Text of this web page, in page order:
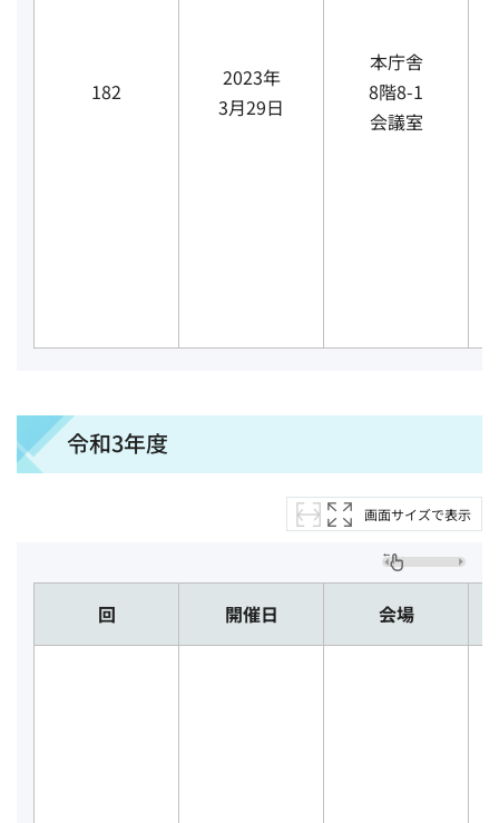
182
2023年
3月29日
本庁舎
8階8-1
会議室
令和3年度
画面サイズで表示
回 開催日 会場